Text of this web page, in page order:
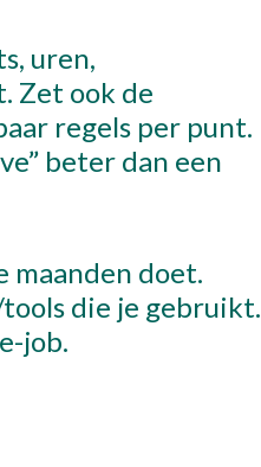
uren,
Zet ook de
regels per punt.
beter dan een
maanden doet.
die je gebruikt.
job.